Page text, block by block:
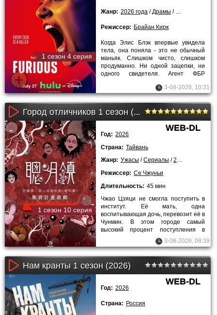
1 сезон 4 серия
Жанр: 2026 года /Драмы / Криминальные
Режиссер: Брайан Кирк
Когда Элис Блэк впервые увидела
тела, она поняла - это не обычный
маньяк. Слишком чисто, слишком
продуманно. Ни одной зацепки, ни
одного свидетеля. Агент ФБР
3-08-2026, 10:31
Город отличников 1 сезон (2026)
1 сезон 10 серия
WEB-DL
Год: 2026
Страна: Тайвань
Жанр: Ужасы /Сериалы /2026 года
Режиссер: Се Чжуньи
Длительность: 45 мин
Чжао Цзяци не смогла поступить в
институт. Её мать, одна
воспитывающая дочь, перевозит её в
Чунмин. В этом городе самый
высокий процент поступления в
престижные вузы, и женщина
надеется на
3-08-2026, 08:39
Нам кранты 1 сезон (2026)
WEB-DL
Год: 2026
Страна: Россия